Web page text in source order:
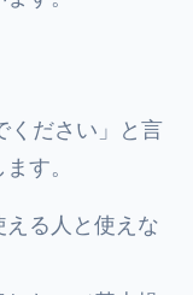
ください」と言
す。
る人と使えな